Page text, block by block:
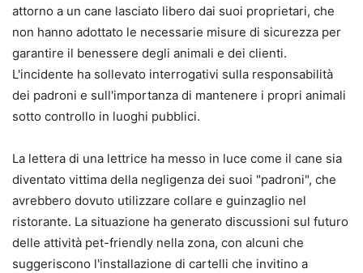
attorno a un cane lasciato libero dai suoi proprietari, che
non hanno adottato le necessarie misure di sicurezza per
garantire il benessere degli animali e dei clienti.
L'incidente ha sollevato interrogativi sulla responsabilità
dei padroni e sull'importanza di mantenere i propri animali
sotto controllo in luoghi pubblici.
La lettera di una lettrice ha messo in luce come il cane sia
diventato vittima della negligenza dei suoi "padroni", che
avrebbero dovuto utilizzare collare e guinzaglio nel
ristorante. La situazione ha generato discussioni sul futuro
delle attività pet-friendly nella zona, con alcuni che
suggeriscono l'installazione di cartelli che invitino a